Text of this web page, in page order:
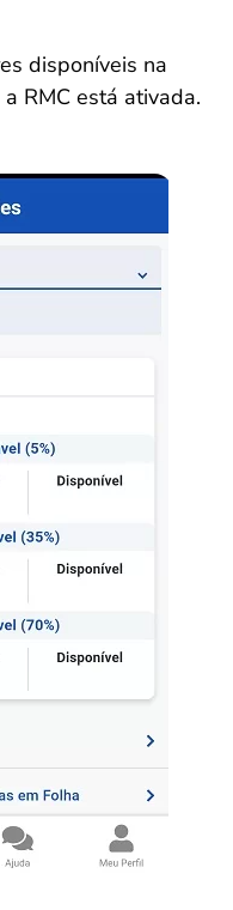
disponíveis na
RMC está ativada.